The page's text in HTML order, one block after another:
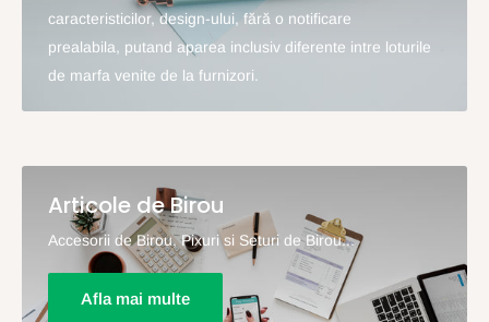
caracteristicilor, design-ului, fără o notificare
prealabila, putand aparea inclusiv diferente intre loturile
de marfa venite de la furnizori.
Articole de Birou
Accesorii de Birou, Pixuri si Seturi de Birou...
Afla mai multe